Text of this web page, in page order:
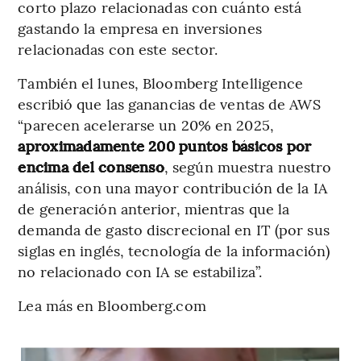
corto plazo relacionadas con cuánto está
gastando la empresa en inversiones
relacionadas con este sector.
También el lunes, Bloomberg Intelligence
escribió que las ganancias de ventas de AWS
“parecen acelerarse un 20% en 2025,
aproximadamente 200 puntos básicos por
encima del consenso, según muestra nuestro
análisis, con una mayor contribución de la IA
de generación anterior, mientras que la
demanda de gasto discrecional en IT (por sus
siglas en inglés, tecnología de la información)
no relacionado con IA se estabiliza”.
Lea más en Bloomberg.com